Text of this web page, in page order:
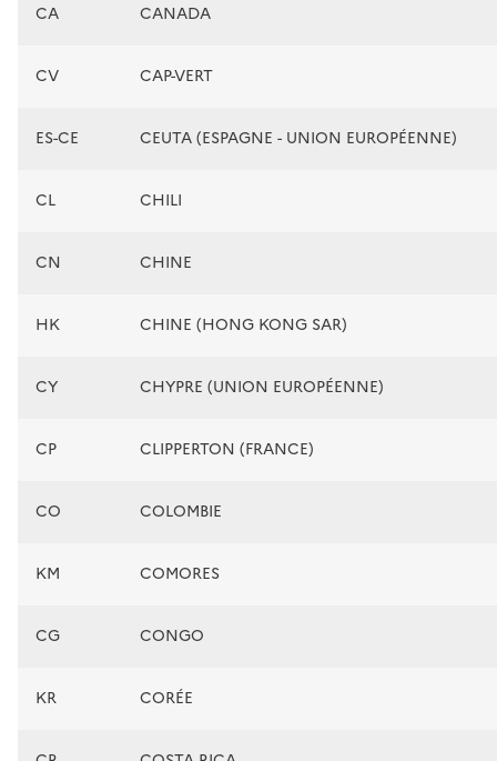
CA CANADA
CV CAP-VERT
ES-CE CEUTA (ESPAGNE - UNION EUROPÉENNE)
CL CHILI
CN CHINE
HK CHINE (HONG KONG SAR)
CY CHYPRE (UNION EUROPÉENNE)
CP CLIPPERTON (FRANCE)
CO COLOMBIE
KM COMORES
CG CONGO
KR CORÉE